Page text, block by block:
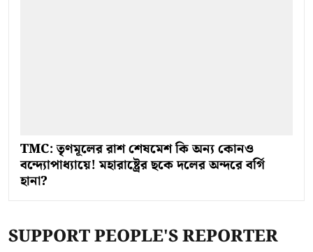
TMC: তৃণমূলের রাশ শেষমেশ কি অন্য কোনও
বন্দ্যোপাধ্যায়ে! মহারাষ্ট্রের ছকে দলের অন্দরে বর্গি
হানা?
SUPPORT PEOPLE'S REPORTER